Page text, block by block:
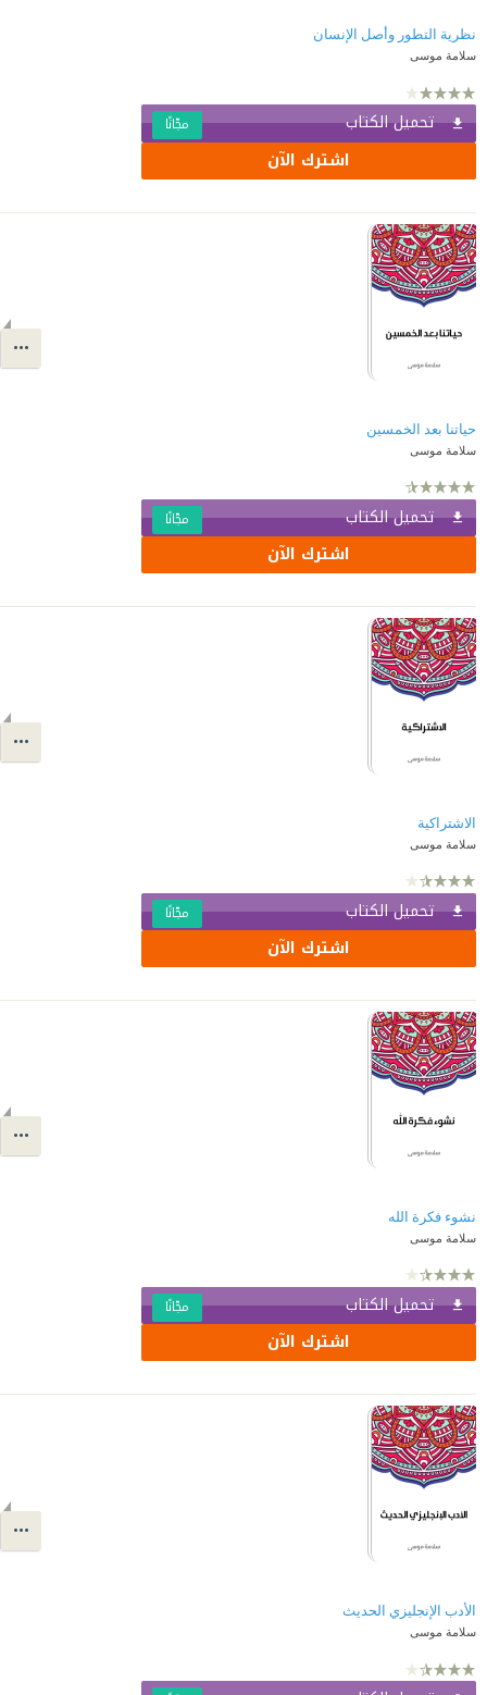
نظرية التطور وأصل الإنسان
سلامة موسى
تحميل الكتاب مجّانًا
اشترك الآن
حياتنا بعد الخمسين
سلامة موسى
تحميل الكتاب مجّانًا
اشترك الآن
الاشتراكية
سلامة موسى
تحميل الكتاب مجّانًا
اشترك الآن
نشوء فكرة الله
سلامة موسى
تحميل الكتاب مجّانًا
اشترك الآن
الأدب الإنجليزي الحديث
سلامة موسى